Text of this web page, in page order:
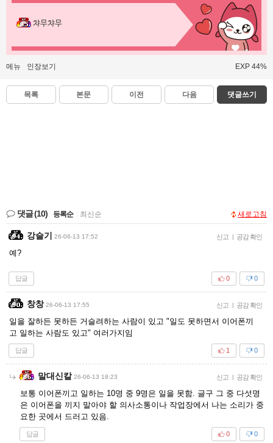
챠무챠무
메뉴 인장보기 EXP 44%
목록 본문 이전 다음 댓글쓰기
댓글(10) 등록순 최신순 새로고침
강슬기 26-06-13 17:52 신고 | 공감 확인
예?
답글 0
0
창창 26-06-13 17:55 신고 | 공감 확인
일을 잘하든 못하든 거슬려하는 사람이 있고 "일도 못하면서 이어폰끼
고 일하는 사람도 있고" 여러가지임
답글 0
1
말대신칼 26-06-13 18:23 신고 | 공감 확인
보통 이어폰끼고 일하는 10명 중 9명은 일을 못함. 글구 그 중 다섯명
은 이어폰을 끼지 말아야 할 의사소통이나 작업장에서 나는 소리가 중
요한 곳에서 드러고 있음.
답글 0
0